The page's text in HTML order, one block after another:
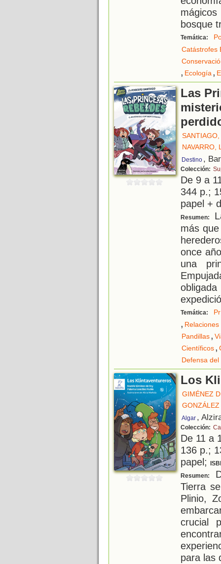
bosque
Temática:
Catástrofes
, Ecología,
Las
NAVARRO,
Destino ,
Colección:
De 9 a
344 p.;
papel +
Resumen:
más
once
una
Temática:
, Relaciones
Pandillas,
Científicos,
Defensa
Los
GIMÉNEZ
Algar ,
Colección:
De 11 a
136 p.;
papel;
Resumen:
Tierra
Plinio,
crucial
para las